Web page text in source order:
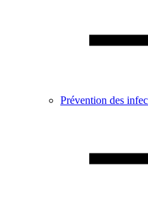
Prévention des